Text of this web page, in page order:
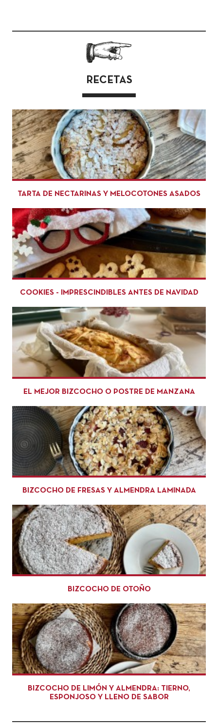
RECETAS
TARTA DE NECTARINAS Y MELOCOTONES ASADOS
COOKIES - IMPRESCINDIBLES ANTES DE NAVIDAD
EL MEJOR BIZCOCHO O POSTRE DE MANZANA
BIZCOCHO DE FRESAS Y ALMENDRA LAMINADA
BIZCOCHO DE OTOÑO
BIZCOCHO DE LIMÓN Y ALMENDRA: TIERNO,
ESPONJOSO Y LLENO DE SABOR